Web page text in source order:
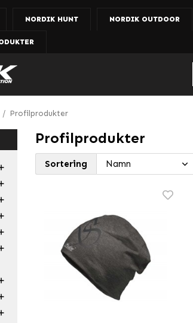
NORDIK HUNT NORDIK OUTDOOR
/ Profilprodukter
Profilprodukter
Sortering